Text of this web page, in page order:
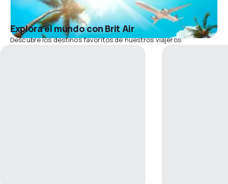
Explora el mundo con Brit Air
Descubre los destinos favoritos de nuestros viajeros